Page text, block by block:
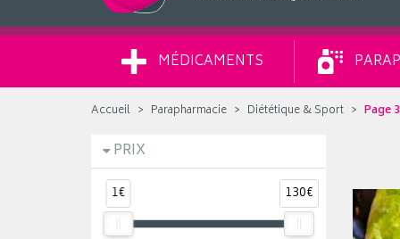
MÉDICAMENTS
Accueil Parapharmacie Diététique & Sport Page
PRIX
1€ 130€